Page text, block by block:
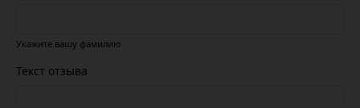
Укажите вашу фамилию
Текст отзыва